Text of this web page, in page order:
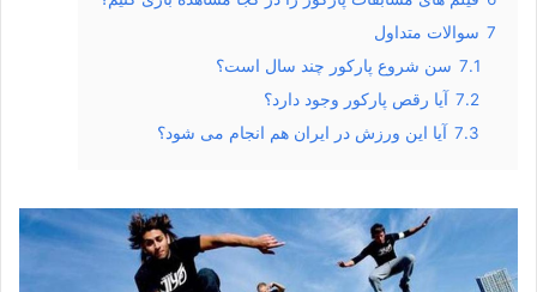
7 سوالات متداول
7.1 سن شروع پارکور چند سال است؟
7.2 آیا رقص پارکور وجود دارد؟
7.3 آیا این ورزش در ایران هم انجام می شود؟